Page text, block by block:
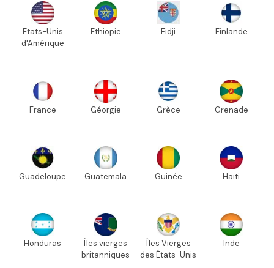
Etats-Unis
d'Amérique
Ethiopie Fidji Finlande
France Géorgie Grèce Grenade
Guadeloupe Guatemala Guinée Haïti
Honduras
Îles vierges
britanniques
Îles Vierges
des États-Unis
Inde